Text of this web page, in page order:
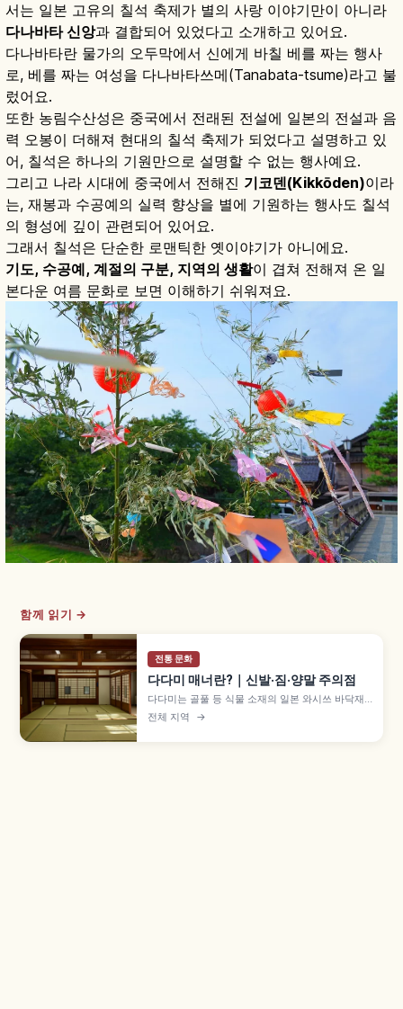
서는 일본 고유의 칠석 축제가 별의 사랑 이야기만이 아니라
다나바타 신앙과 결합되어 있었다고 소개하고 있어요.
다나바타란 물가의 오두막에서 신에게 바칠 베를 짜는 행사
로, 베를 짜는 여성을 다나바타쓰메(Tanabata-tsume)라고 불
렀어요.
또한 농림수산성은 중국에서 전래된 전설에 일본의 전설과 음
력 오봉이 더해져 현대의 칠석 축제가 되었다고 설명하고 있
어, 칠석은 하나의 기원만으로 설명할 수 없는 행사예요.
그리고 나라 시대에 중국에서 전해진 기코덴(Kikkōden)이라
는, 재봉과 수공예의 실력 향상을 별에 기원하는 행사도 칠석
의 형성에 깊이 관련되어 있어요.
그래서 칠석은 단순한 로맨틱한 옛이야기가 아니에요.
기도, 수공예, 계절의 구분, 지역의 생활이 겹쳐 전해져 온 일
본다운 여름 문화로 보면 이해하기 쉬워져요.
함께 읽기 →
전통 문화
다다미 매너란?｜신발·짐·양말 주의점
다다미는 골풀 등 식물 소재의 일본 와시쓰 바닥재
로, 헤이안 귀족의 깔개에서 무로마치 시대 이후 방
전체로 확산되었습니다. 신발을 가지런히 두는 매
너, 다다미베리와 캐리어 바퀴, 음료 엎질러짐 주의
전체 지역 →